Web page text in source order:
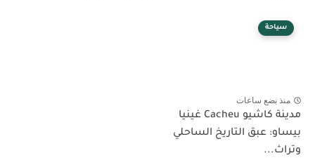
سياحة
منذ بضع ساعات
مدينة كاشيو Cacheu غينيا
بيساو: عبق التاريخ الساحلي
وتراث...